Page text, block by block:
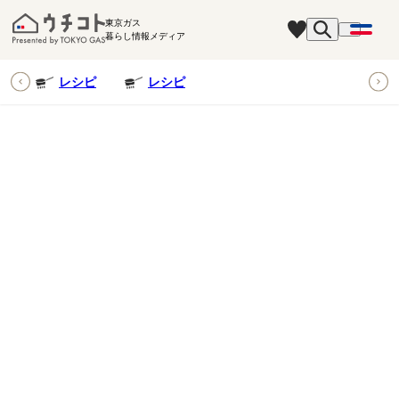
東京ガス
暮らし情報メディア
レシピ レシピ